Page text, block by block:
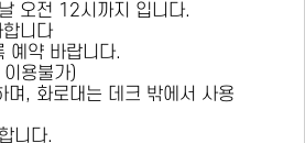
오전 12시까지 입니다.
니다
예약 바랍니다.
용불가)
, 화로대는 데크 밖에서 사용
니다.